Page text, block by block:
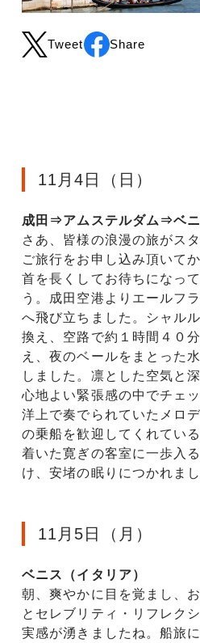
Tweet Share
11月4日（日）
成田⇒アムステルダム⇒ベ
さあ、皆様の浪漫の旅がスタ
ご旅行をお申し込み頂いて
首を長くしてお待ちになっ
う。成田空港よりエールフ
へ飛び立ちました。シャル
換え、空路で約１時間４０
え、夜のベールをまとった
しました。凛とした空気と
心地よい緊張感の中でチェ
洋上で奏でられていたメロ
の乗船を歓迎してくれてい
着いた寛ぎの客室に一歩入
け、安堵の眠りにつかれまし
11月5日（月）
ベニス（イタリア）
朝、爽やかに目を覚まし、
とセレブリティ・リフレク
実感が湧きましたね。船旅